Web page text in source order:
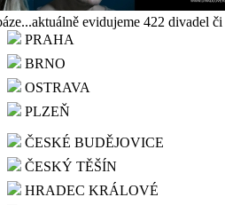
evidujeme 422 divadel
PRAHA
BRNO
OSTRAVA
PLZEŇ
ČESKÉ BUDĚJOVICE
ČESKÝ TĚŠÍN
HRADEC KRÁLOVÉ